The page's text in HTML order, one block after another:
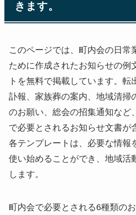
きます。
このページでは、町内会の日常
ために作成されたお知らせの例
トを無料で掲載しています。転
訃報、家族葬の案内、地域清掃
のお願い、総会の招集通知など
で必要とされるお知らせ文書が
各テンプレートは、必要な情報
使い始めることができ、地域活
します。
町内会で必要とされる6種類の